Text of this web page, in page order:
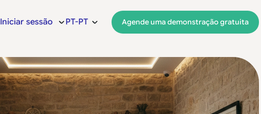
Iniciar sessão PT-PT Agende uma demonstração gratuita